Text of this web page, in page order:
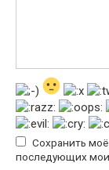
Сохранить моё
последующих